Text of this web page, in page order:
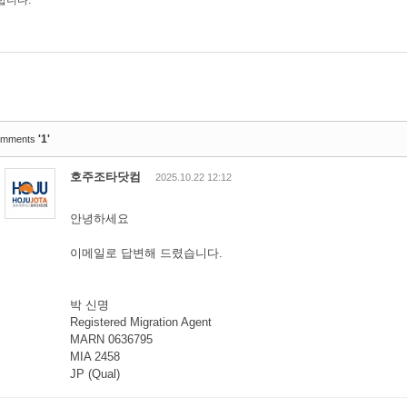
'1'
호주조타닷컴 2025.10.22 12:12
안녕하세요
이메일로 답변해 드렸습니다.
박 신명
Registered Migration Agent
MARN 0636795
MIA 2458
JP (Qual)